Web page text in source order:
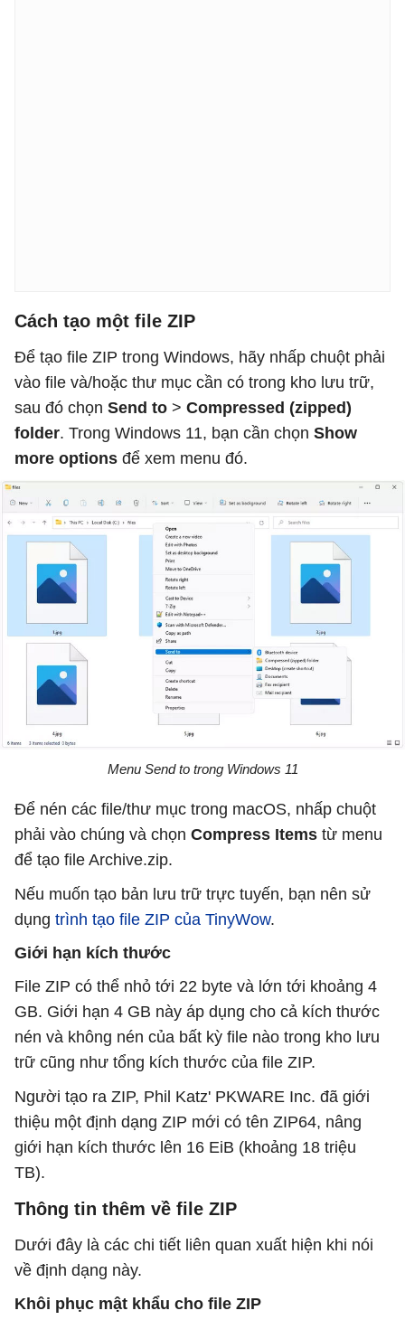
Cách tạo một file ZIP
Để tạo file ZIP trong Windows, hãy nhấp chuột phải
vào file và/hoặc thư mục cần có trong kho lưu trữ,
sau đó chọn Send to > Compressed (zipped)
folder. Trong Windows 11, bạn cần chọn Show
more options để xem menu đó.
Menu Send to trong Windows 11
Để nén các file/thư mục trong macOS, nhấp chuột
phải vào chúng và chọn Compress Items từ menu
để tạo file Archive.zip.
Nếu muốn tạo bản lưu trữ trực tuyến, bạn nên sử
dụng trình tạo file ZIP của TinyWow.
Giới hạn kích thước
File ZIP có thể nhỏ tới 22 byte và lớn tới khoảng 4
GB. Giới hạn 4 GB này áp dụng cho cả kích thước
nén và không nén của bất kỳ file nào trong kho lưu
trữ cũng như tổng kích thước của file ZIP.
Người tạo ra ZIP, Phil Katz' PKWARE Inc. đã giới
thiệu một định dạng ZIP mới có tên ZIP64, nâng
giới hạn kích thước lên 16 EiB (khoảng 18 triệu
TB).
Thông tin thêm về file ZIP
Dưới đây là các chi tiết liên quan xuất hiện khi nói
về định dạng này.
Khôi phục mật khẩu cho file ZIP